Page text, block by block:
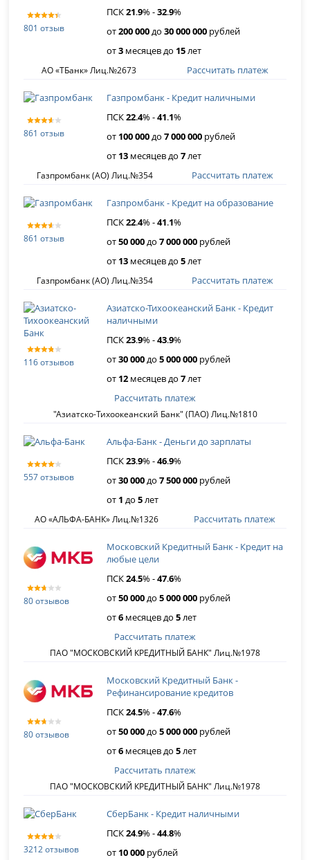
801 отзыв
ПСК21.9% -32.9%
от200 000до30 000 000 рублей
от3 месяцев до 15лет
АО «ТБанк» Лиц.№2673 Рассчитать платеж
861 отзыв
Газпромбанк - Кредит наличными
ПСК22.4% -41.1%
от 100 000до7 000 000 рублей
от 13 месяцев до7лет
Газпромбанк (АО) Лиц.№354 Рассчитать платеж
861 отзыв
Газпромбанк - Кредит на образование
ПСК22.4% -41.1%
от50 000до7 000 000 рублей
от 13 месяцев до5лет
Газпромбанк (АО) Лиц.№354 Рассчитать платеж
116 отзывов
Азиатско-Тихоокеанский Банк - Кредит
наличными
ПСК23.9% -43.9%
от30 000до5 000 000 рублей
от 12 месяцев до7лет
"Азиатско-Тихоокеанский Банк" (ПАО) Лиц.№1810
Рассчитать платеж
557 отзывов
Альфа-Банк - Деньги до зарплаты
ПСК23.9% -46.9%
от30 000до7 500 000 рублей
от 1 до5лет
АО «АЛЬФА-БАНК» Лиц.№1326 Рассчитать платеж
80 отзывов
Московский Кредитный Банк - Кредит на
любые цели
ПСК24.5% -47.6%
от50 000до5 000 000 рублей
от6 месяцев до5лет
ПАО "МОСКОВСКИЙ КРЕДИТНЫЙ БАНК" Лиц.№1978
Рассчитать платеж
80 отзывов
Московский Кредитный Банк -
Рефинансирова­ние кредитов
ПСК24.5% -47.6%
от50 000до5 000 000 рублей
от6 месяцев до5лет
ПАО "МОСКОВСКИЙ КРЕДИТНЫЙ БАНК" Лиц.№1978
Рассчитать платеж
3212 отзывов
СберБанк - Кредит наличными
ПСК24.9% -44.8%
от 10 000 рублей